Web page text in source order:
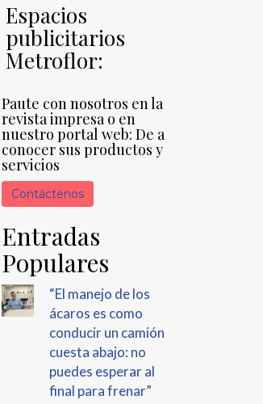
Espacios
publicitarios
Metroflor:
Paute con nosotros en la
revista impresa o en
nuestro portal web: De a
conocer sus productos y
servicios
Contáctenos
Entradas
Populares
“El manejo de los
ácaros es como
conducir un camión
cuesta abajo: no
puedes esperar al
final para frenar”